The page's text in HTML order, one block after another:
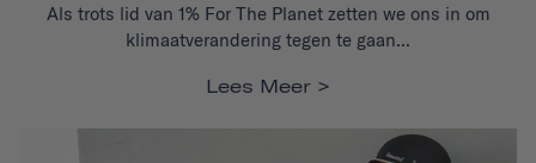
Als trots lid van 1% For The Planet zetten we ons in om
klimaatverandering tegen te gaan...
Lees Meer